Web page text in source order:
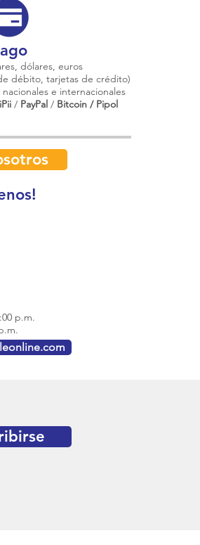
dólares, euros
débito, tarjetas de crédito)
nacionales e internacionales
/ PayPal / Bitcoin / Pipol
p.m.